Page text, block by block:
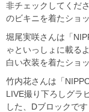
非チェックしてくだ
のビキニを着たショ
堀尾実咲さんは「
ゃといっしょに載る
白い衣装を着たショ
竹内花さんは「
LIVE撮り下ろしグラ
した、Dブロックで